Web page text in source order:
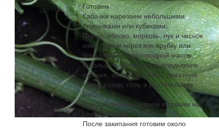
Готовим
Кабачки нарезаем небольшими
брусочками или кубиками.
Перец, яблоко, морковь, лук и чеснок
измельчаем через мясорубку или
блендером до однородной массы.
В большую кастрюлю выкладываем
кабачки, овощную смесь, томатную
пасту, сахар, соль и растительное
масло.
Хорошо перемешиваем и ставим на
средний огонь.
После закипания готовим около